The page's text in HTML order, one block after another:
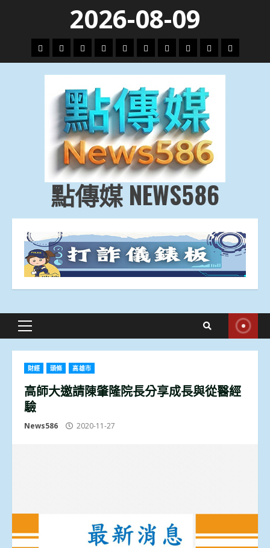
content
2026-08-09
頭
條
財
經
地
方.
會
文
教.
技
專
題
娛
樂
劇
政
治
國
際
運
動
生
活
點傳媒 NEWS586
Primary
財經 頭條 高雄市
高師大邀請陳肇隆院長分享成長與從醫經
驗
News586 2020-11-27